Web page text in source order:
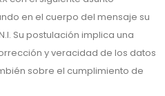
en el cuerpo del mensaje su
Su postulación implica una
y veracidad de los datos
sobre el cumplimiento de